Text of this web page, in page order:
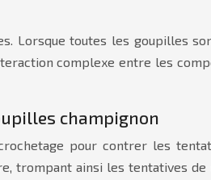
Lorsque toutes les goupilles
complexe entre les
champignon
pour contrer les
trompant ainsi les tentatives